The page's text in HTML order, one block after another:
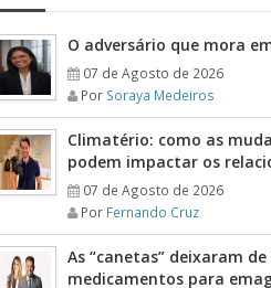
O adversário que mora
07 de Agosto de 2026
Por Soraya Medeiros
Climatério: como as
podem impactar os
07 de Agosto de 2026
Por Fernando Cruz
As “canetas” deixaram
medicamentos para